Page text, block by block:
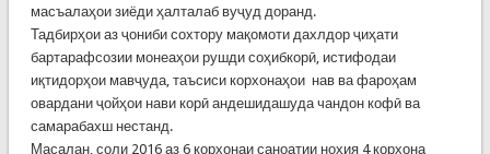
масъалаҳои зиёди ҳалталаб вуҷуд доранд.
Тадбирҳои аз ҷониби сохтору мақомоти дахлдор ҷиҳати
бартарафсозии монеаҳои рушди соҳибкорӣ, истифодаи
иқтидорҳои мавҷуда, таъсиси корхонаҳои нав ва фароҳам
овардани ҷойҳои нави корӣ андешидашуда чандон кофӣ ва
самарабахш нестанд.
Масалан, соли 2016 аз 6 корхонаи саноатии ноҳия 4 корхона